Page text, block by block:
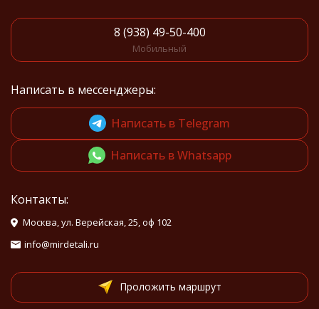
8 (938) 49-50-400
Мобильный
Написать в мессенджеры:
Написать в Telegram
Написать в Whatsapp
Контакты:
Москва, ул. Верейская, 25, оф 102
info@mirdetali.ru
Проложить маршрут